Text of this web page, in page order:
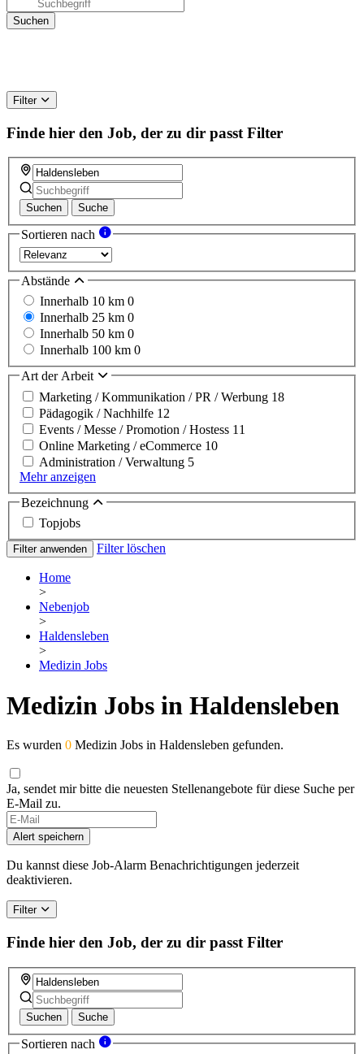
Filter
Finde hier den Job, der zu dir passt Filter
Suchen Suche
Sortieren nach
Abstände
Innerhalb 10 km 0
Innerhalb 25 km 0
Innerhalb 50 km 0
Innerhalb 100 km 0
Art der Arbeit
Marketing / Kommunikation / PR / Werbung 18
Pädagogik / Nachhilfe 12
Events / Messe / Promotion / Hostess 11
Online Marketing / eCommerce 10
Administration / Verwaltung 5
Mehr anzeigen
Bezeichnung
Topjobs
Filter anwenden Filter löschen
Home
>
Nebenjob
>
Haldensleben
>
Medizin Jobs
Medizin Jobs in Haldensleben
Es wurden 0 Medizin Jobs in Haldensleben gefunden.
Ja, sendet mir bitte die neuesten Stellenangebote für diese Suche per
E-Mail zu.
Alert speichern
Du kannst diese Job-Alarm Benachrichtigungen jederzeit
deaktivieren.
Filter
Finde hier den Job, der zu dir passt Filter
Suchen Suche
Sortieren nach